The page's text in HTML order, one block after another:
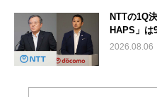
NTTの1Q
HAPS」は
2026.08.06